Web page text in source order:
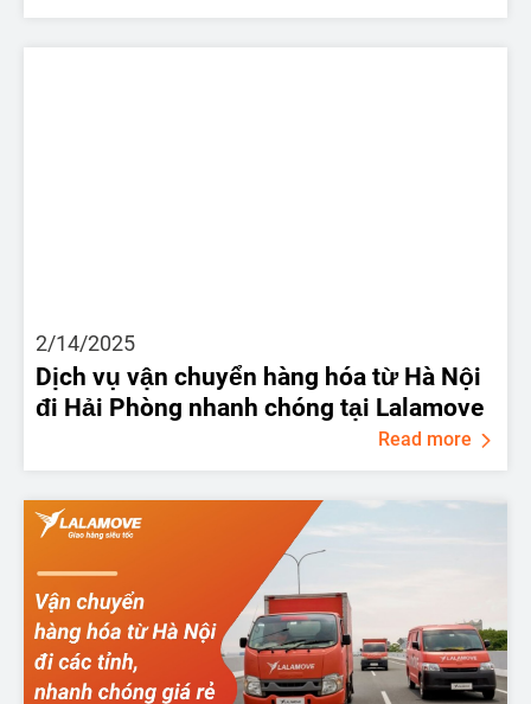
2/14/2025
Dịch vụ vận chuyển hàng hóa từ Hà Nội
đi Hải Phòng nhanh chóng tại Lalamove
Read more